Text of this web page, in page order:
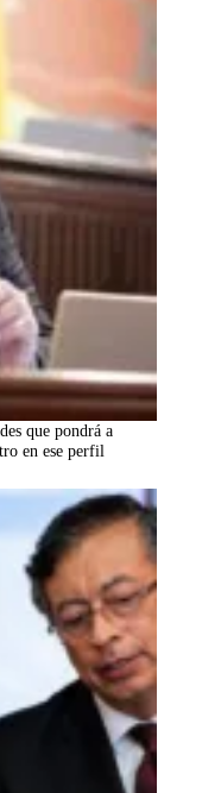
que pondrá a
en ese perfil